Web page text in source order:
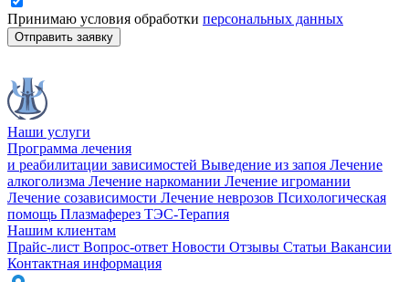
Принимаю условия обработки персональных данных
Отправить заявку
Наши услуги
Программа лечения
и реабилитации зависимостей Выведение из запоя Лечение
алкоголизма Лечение наркомании Лечение игромании
Лечение созависимости Лечение неврозов Психологическая
помощь Плазмаферез ТЭС-Терапия
Нашим клиентам
Прайс-лист Вопрос-ответ Новости Отзывы Статьи Вакансии
Контактная информация